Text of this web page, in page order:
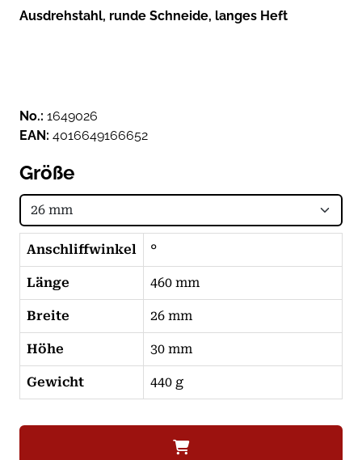
Ausdrehstahl, runde Schneide, langes Heft
No.: 1649026
EAN: 4016649166652
Größe
Anschliffwinkel °
Länge 460 mm
Breite 26 mm
Höhe 30 mm
Gewicht 440 g